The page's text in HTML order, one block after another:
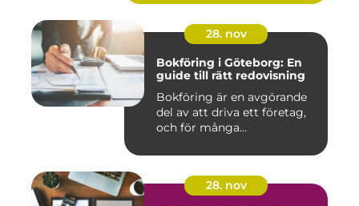
28. nov
Bokföring i Göteborg: En
guide till rätt redovisning
Bokföring är en avgörande
del av att driva ett företag,
och för många...
28. nov